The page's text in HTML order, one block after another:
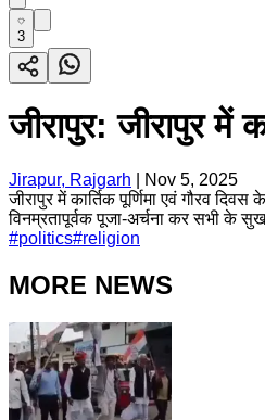
3
जीरापुर: जीरापुर में
Jirapur, Rajgarh
Nov 5, 2025
जीरापुर में कार्तिक पूर्णिमा एवं गौरव
विनम्रतापूर्वक पूजा-अर्चना कर सभी के
#politics#religion
MORE NEWS